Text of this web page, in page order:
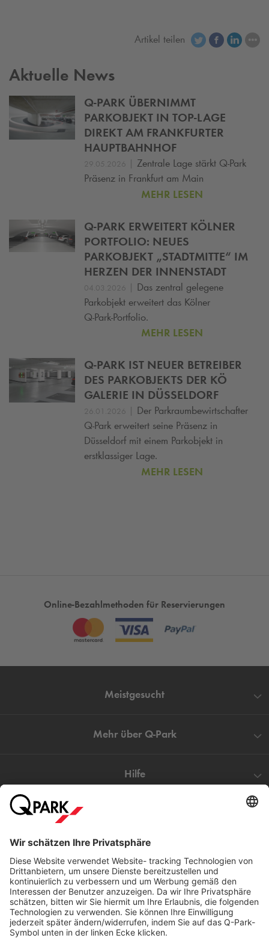
Artikel teilen
Aktuelle News
Q-PARK ÜBERNIMMT
PARKOBJEKT IN TOP-LAGE
DIREKT AM FRANKFURTER
HAUPTBAHNHOF
29.05.2026 | Zentrale Lage stärkt Q-Park
Präsenz in Frankfurt am Main
MEHR LESEN
Q-PARK ERWEITERT KÖLNER
PORTFOLIO: NEUES
PARKOBJEKT „STADTMITTE“ IM
HERZEN DER INNENSTADT
04.03.2026 | Das zentral gelegene
Parkobjekt erweitert das Kölner
Q‑Park‑Portfolio.
MEHR LESEN
Q-PARK IST NEUER BETREIBER
DES PARKOBJEKTS DER KÖ
GALERIE IN DÜSSELDORF
26.01.2026 | Der Parkraumbewirtschafter
Q-Park erweitert seine Präsenz in
Düsseldorf mit einem Parkobjekt in
erstklassiger Lage.
MEHR LESEN
Online-Bezahlmethoden für Reservierungen
Meistgesucht
Mehr über Q-Park
Hilfe